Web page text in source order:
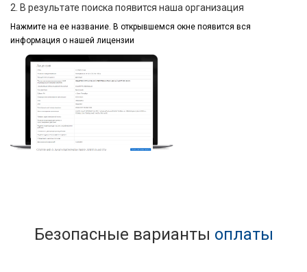
2. В результате поиска появится наша организация
Нажмите на ее название. В открывшемся окне появится вся
информация о нашей лицензии
Безопасные варианты оплаты